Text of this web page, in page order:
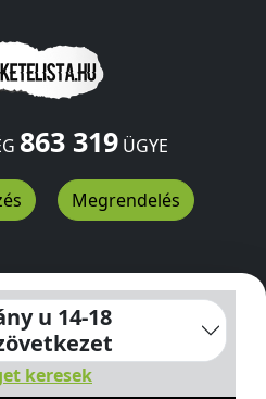
863 319ÜGYE
Megrendelés
Csalogány u 14-18
u 14-18
keresek